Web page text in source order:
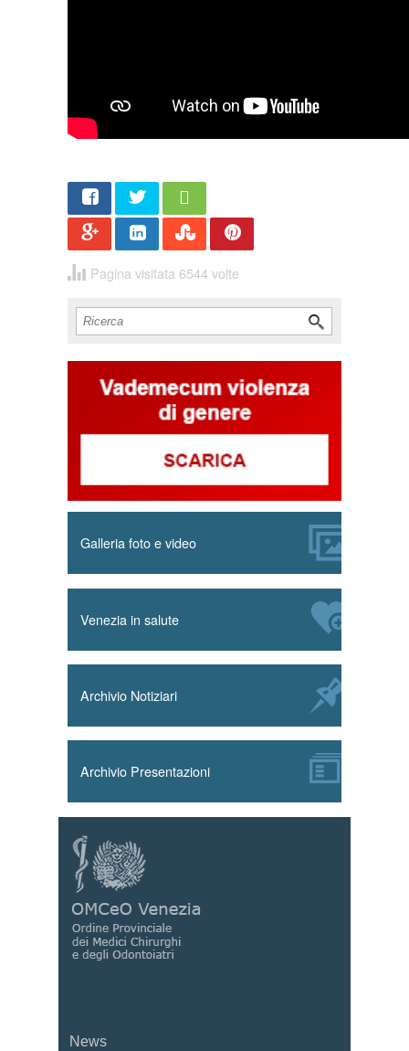
Share Twee
Pagina visitata 6544 volte
Form di ricerca
Cerca
Galleria foto e video
Venezia in salute
Archivio Notiziari
Archivio Presentazioni
News